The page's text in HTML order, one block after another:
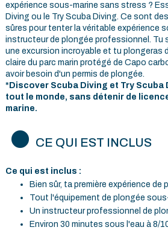
expérience sous-marine sans stress ?
Diving ou le Try Scuba Diving. Ce sont
sûres pour tenter la véritable expérience
instructeur de plongée professionnel. Tu
une excursion incroyable et tu plongeras
claire du parc marin protégé de Capo
avoir besoin d'un permis de plongée.
*Discover Scuba Diving et Try Scuba
tout le monde, sans détenir de
marine.
CE QUI EST INCLUS
Ce qui est inclus :
Bien sûr, ta première expérience de
Tout l'équipement de plongée
Un instructeur professionnel de
Environ 30 minutes sous l'eau à 8/